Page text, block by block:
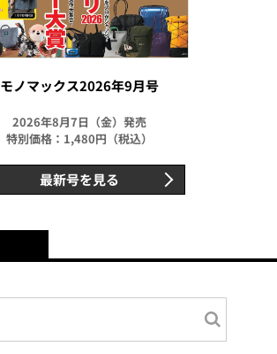
モノマックス2026年9月号
2026年8月7日（金）発売
特別価格：1,480円（税込）
最新号を見る